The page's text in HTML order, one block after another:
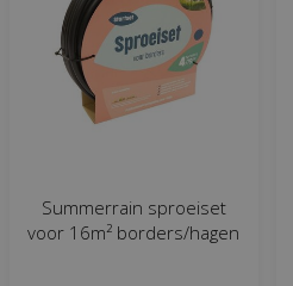
Summerrain sproeiset
voor 16m² borders/hagen